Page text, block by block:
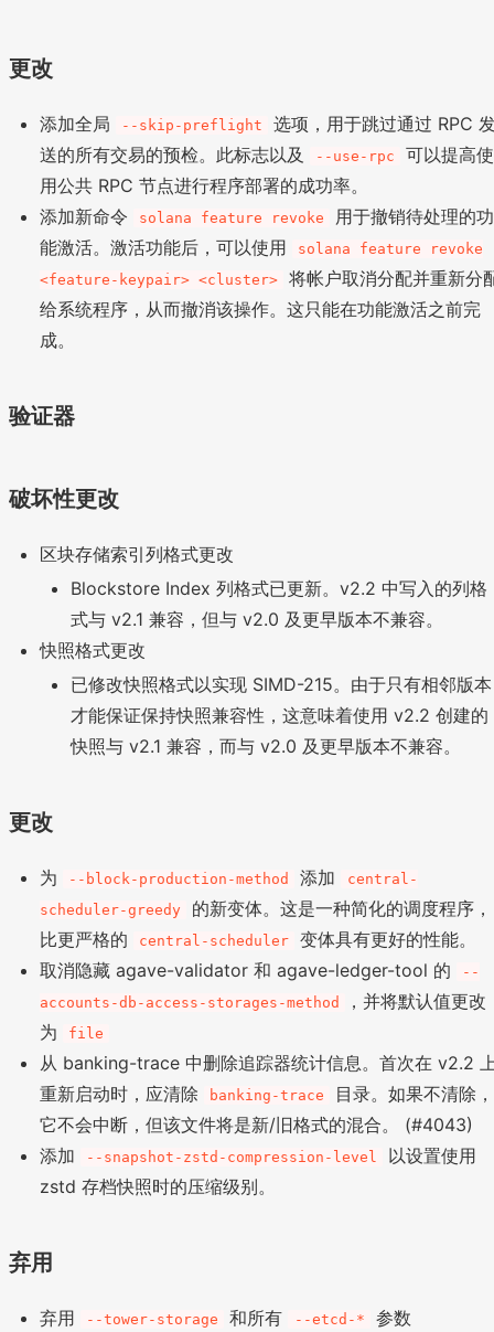
更改
添加全局 --skip-preflight
选项，用于跳过通过 RPC
送的所有交易的预检。此标志以及
--use-rpc
可以提高使
用公共 RPC 节点进行程序部署的成功率。
添加新命令
solana feature revoke
用于撤销待处理的功
能激活。激活功能后，可以使用
solana feature revoke
<feature-keypair> <cluster>
将帐户取消分配并重新分
给系统程序，从而撤消该操作。这只能在功能激活之前完
成。
验证器
破坏性更改
区块存储索引列格式更改
Blockstore Index 列格式已更新。v2.2 中写入的列格
式与 v2.1 兼容，但与 v2.0 及更早版本不兼容。
快照格式更改
已修改快照格式以实现 SIMD-215。由于只有相邻版本
才能保证保持快照兼容性，这意味着使用 v2.2 创建的
快照与 v2.1 兼容，而与 v2.0 及更早版本不兼容。
更改
为 --block-production-method 添加
central-
scheduler-greedy
的新变体。这是一种简化的调度程序，
比更严格的
central-scheduler
变体具有更好的性能。
取消隐藏 agave-validator 和 agave-ledger-tool 的
--
accounts-db-access-storages-method
，并将默认值更改
为
file
从 banking-trace 中删除追踪器统计信息。首次在 v2.2
重新启动时，应清除
banking-trace
目录。如果不清除，
它不会中断，但该文件将是新/旧格式的混合。 (#4043)
添加
--snapshot-zstd-compression-level
以设置使用
zstd 存档快照时的压缩级别。
弃用
弃用 --tower-storage 和所有 --etcd-* 参数